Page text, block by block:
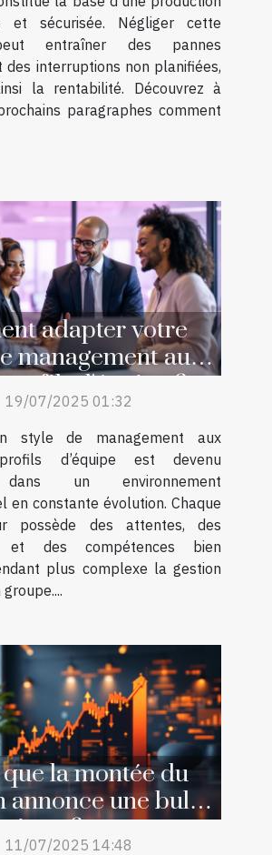
et sécurisée. Négliger cette
entraîner des pannes
des interruptions non planifiées,
la rentabilité. Découvrez à
paragraphes comment
adapter votre
management aux
d'équipe ?
19/07/2025 01:32
style de management aux
d’équipe est devenu
un environnement
en constante évolution. Chaque
possède des attentes, des
et des compétences bien
plus complexe la gestion
la montée du
annonce une bulle
?
11/07/2025 14:48